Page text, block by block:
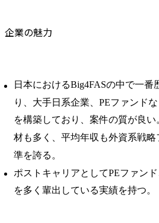
企業の魅力
日本におけるBig4FASの中で一番
り、大手日系企業、PEファンド
を構築しており、案件の質が良い
材も多く、平均年収も外資系戦
準を誇る。
ポストキャリアとしてPEファン
を多く輩出している実績を持つ。